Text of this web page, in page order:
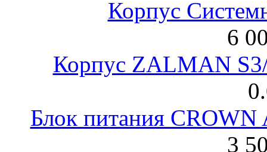
Корпус
6
Корпус ZALMAN
Блок питания
3